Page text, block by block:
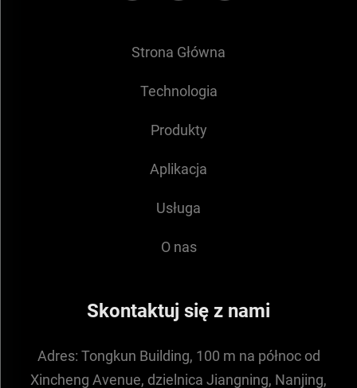
Strona Główna
Technologia
Produkty
Aplikacja
Usługa
O nas
Skontaktuj się z nami
Adres: Tongkun Building, 100 m na północ od
Xincheng Avenue, dzielnica Jiangning, Nanjing,